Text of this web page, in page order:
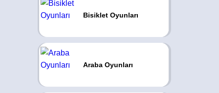
Bisiklet Oyunları
Araba Oyunları